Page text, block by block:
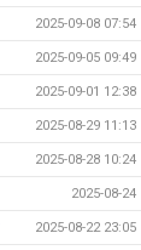
2025-09-08 07:54
2025-09-05 09:49
2025-09-01 12:38
2025-08-29 11:13
2025-08-28 10:24
2025-08-24
2025-08-22 23:05